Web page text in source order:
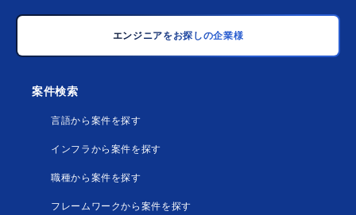
エンジニアをお探しの企業様
案件検索
言語から案件を探す
インフラから案件を探す
職種から案件を探す
フレームワークから案件を探す